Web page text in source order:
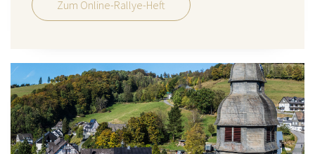
Zum Online-Rallye-Heft